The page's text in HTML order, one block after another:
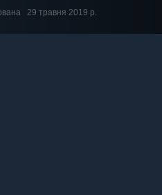
29 травня 2019 р.